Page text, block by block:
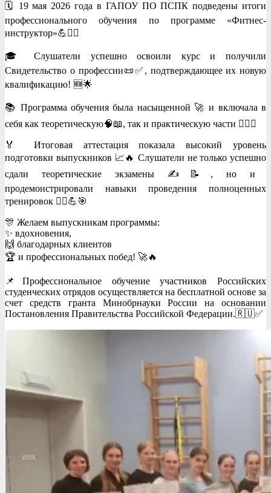
🗓️ 19 мая 2026 года в ГАПОУ ПО ПСПК подведены итоги
профессионального обучения по программе «Фитнес-
инструктор»💪🏋️‍♂️
🎓 Слушатели успешно освоили курс и получили
Свидетельство о профессии📜✅, подтверждающее их новую
квалификацию! 🆕🌟
📚 Программа обучения была насыщенной 🚀 и включала в
себя как теоретическую🧠📖, так и практическую части 🏋️‍♀️💥
🏅 Итоговая аттестация показала высокий уровень
подготовки выпускников 📈🔥 Слушатели не только успешно
сдали теоретические экзамены ✍️📝, но и
продемонстрировали навыки проведения полноценных
тренировок 🏃‍♂️💪🎯
🎊 Желаем выпускникам программы:
✨ вдохновения,
🙌 благодарных клиентов
🏆 и профессиональных побед! 🚀🔥
📌Профессиональное обучение участников Российских
студенческих отрядов осуществляется на бесплатной основе за
счет средств гранта Минобрнауки России на основании
Постановления Правительства Российской Федерации.🇷🇺✅